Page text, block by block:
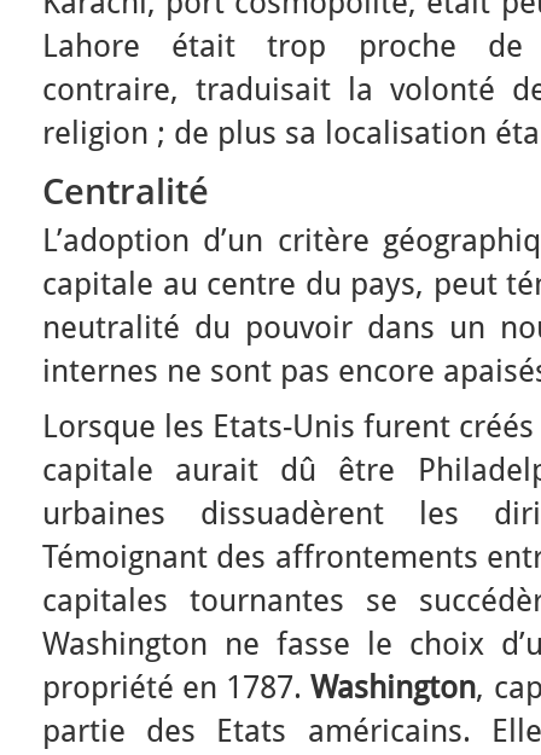
Lahore était trop proche de
contraire, traduisait la volonté
religion ; de plus sa localisation
Centralité
L’adoption d’un critère
capitale au centre du pays, peut
neutralité du pouvoir dans un
internes ne sont pas encore
Lorsque les Etats-Unis furent
capitale aurait dû être
urbaines dissuadèrent les
Témoignant des affrontements
capitales tournantes se
Washington ne fasse le choix
propriété en 1787.Washington,
partie des Etats américains.